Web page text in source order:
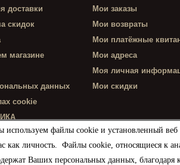
используем файлы cookie и установленный
как личность. Файлы cookie, относящиеся к
Ваших персональных данных,
доставки
скидок
магазине
данных
cookie
Мои заказы
Мои возвраты
Мои платёжные
Мои адреса
Моя личная
Мои скидки